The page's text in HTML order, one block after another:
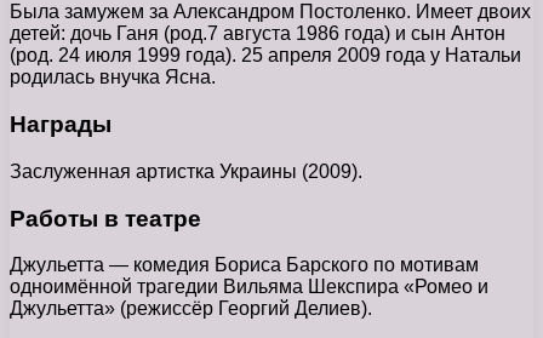
Была замужем за Александром Постоленко. Имеет двоих
детей: дочь Ганя (род.7 августа 1986 года) и сын Антон
(род. 24 июля 1999 года). 25 апреля 2009 года у Натальи
родилась внучка Ясна.
Награды
Заслуженная артистка Украины (2009).
Работы в театре
Джульетта — комедия Бориса Барского по мотивам
одноимённой трагедии Вильяма Шекспира «Ромео и
Джульетта» (режиссёр Георгий Делиев).